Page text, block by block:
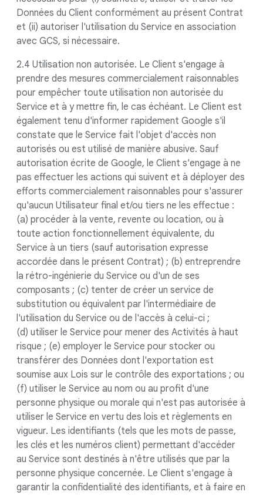
Données du Client conformément au présent Contrat
et (ii) autoriser l'utilisation du Service en association
avec GCS, si nécessaire.
2.4 Utilisation non autorisée. Le Client s'engage à
prendre des mesures commercialement raisonnables
pour empêcher toute utilisation non autorisée du
Service et à y mettre fin, le cas échéant. Le Client est
également tenu d'informer rapidement Google s'il
constate que le Service fait l'objet d'accès non
autorisés ou est utilisé de manière abusive. Sauf
autorisation écrite de Google, le Client s'engage à ne
pas effectuer les actions qui suivent et à déployer des
efforts commercialement raisonnables pour s'assurer
qu'aucun Utilisateur final et/ou tiers ne les effectue :
(a) procéder à la vente, revente ou location, ou à
toute action fonctionnellement équivalente, du
Service à un tiers (sauf autorisation expresse
accordée dans le présent Contrat) ; (b) entreprendre
la rétro-ingénierie du Service ou d'un de ses
composants ; (c) tenter de créer un service de
substitution ou équivalent par l'intermédiaire de
l'utilisation du Service ou de l'accès à celui-ci ;
(d) utiliser le Service pour mener des Activités à haut
risque ; (e) employer le Service pour stocker ou
transférer des Données dont l'exportation est
soumise aux Lois sur le contrôle des exportations ; ou
(f) utiliser le Service au nom ou au profit d'une
personne physique ou morale qui n'est pas autorisée à
utiliser le Service en vertu des lois et règlements en
vigueur. Les identifiants (tels que les mots de passe,
les clés et les numéros client) permettant d'accéder
au Service sont destinés à n'être utilisés que par la
personne physique concernée. Le Client s'engage à
garantir la confidentialité des identifiants, et à faire en